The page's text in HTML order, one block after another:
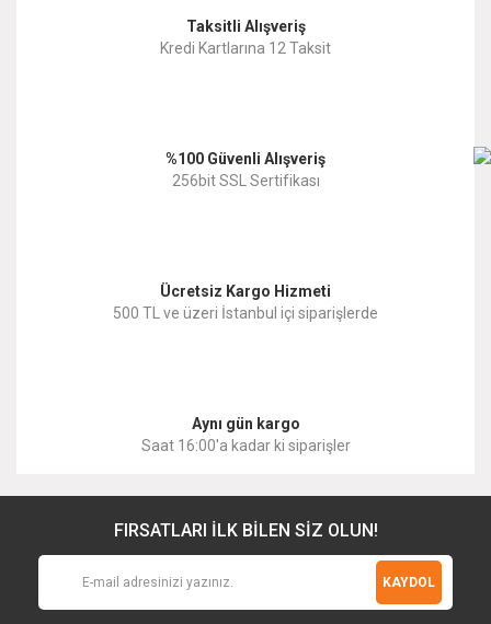
Taksitli Alışveriş
Kredi Kartlarına 12 Taksit
%100 Güvenli Alışveriş
256bit SSL Sertifikası
Ücretsiz Kargo Hizmeti
500 TL ve üzeri İstanbul içi siparişlerde
Aynı gün kargo
Saat 16:00'a kadar ki siparişler
FIRSATLARI İLK BİLEN SİZ OLUN!
KAYDOL